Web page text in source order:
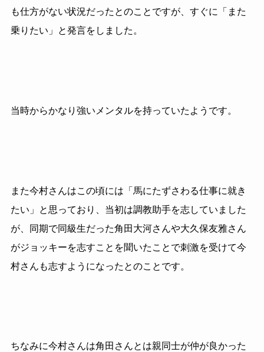
も仕方がない状況だったとのことですが、すぐに「また
乗りたい」と発言をしました。
当時からかなり強いメンタルを持っていたようです。
また今村さんはこの頃には「馬にたずさわる仕事に就き
たい」と思っており、当初は調教助手を志していました
が、同期で同級生だった角田大河さんや大久保友雅さん
がジョッキーを志すことを聞いたことで刺激を受けて今
村さんも志すようになったとのことです。
ちなみに今村さんは角田さんとは親同士が仲が良かった